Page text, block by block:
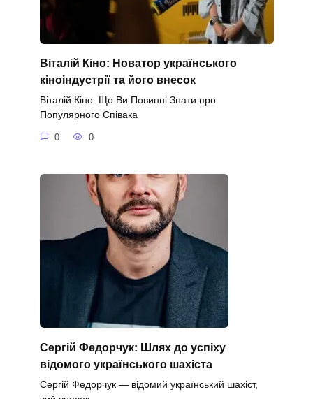
Віталій Кіно: Новатор українського
кіноіндустрії та його внесок
Віталій Кіно: Що Ви Повинні Знати про
Популярного Співака
0 0
Сергій Федорчук: Шлях до успіху
відомого українського шахіста
Сергій Федорчук — відомий український шахіст,